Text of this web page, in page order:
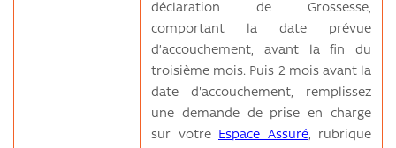
déclaration de Grossesse,
comportant la date prévue
d’accouchement, avant la fin du
troisième mois. Puis 2 mois avant la
date d'accouchement, remplissez
une demande de prise en charge
sur votre
Espace Assuré, rubrique